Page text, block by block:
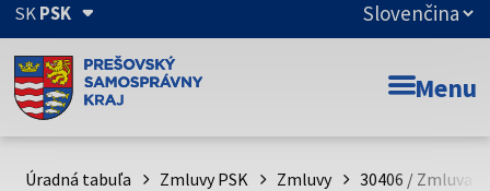
SKPSK
Doména psk.sk je oficiálna
Toto je oficiálna webová stránka Prešovského
psk.sk.
Menu
Úradná tabuľa Zmluvy PSK Zmluvy 30406 / Zmluva